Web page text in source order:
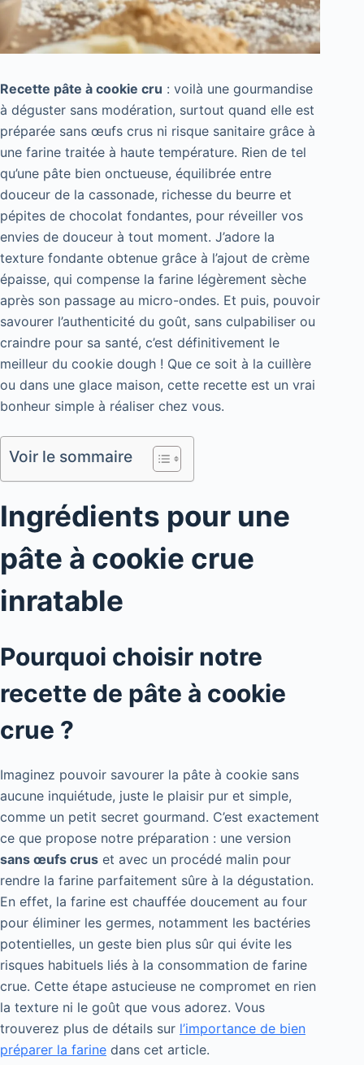
Recette pâte à cookie cru : voilà une gourmandise
à déguster sans modération, surtout quand elle est
préparée sans œufs crus ni risque sanitaire grâce à
une farine traitée à haute température. Rien de tel
qu’une pâte bien onctueuse, équilibrée entre
douceur de la cassonade, richesse du beurre et
pépites de chocolat fondantes, pour réveiller vos
envies de douceur à tout moment. J’adore la
texture fondante obtenue grâce à l’ajout de crème
épaisse, qui compense la farine légèrement sèche
après son passage au micro-ondes. Et puis, pouvoir
savourer l’authenticité du goût, sans culpabiliser ou
craindre pour sa santé, c’est définitivement le
meilleur du cookie dough ! Que ce soit à la cuillère
ou dans une glace maison, cette recette est un vrai
bonheur simple à réaliser chez vous.
Voir le sommaire
Ingrédients pour une
pâte à cookie crue
inratable
Pourquoi choisir notre
recette de pâte à cookie
crue ?
Imaginez pouvoir savourer la pâte à cookie sans
aucune inquiétude, juste le plaisir pur et simple,
comme un petit secret gourmand. C’est exactement
ce que propose notre préparation : une version
sans œufs crus et avec un procédé malin pour
rendre la farine parfaitement sûre à la dégustation.
En effet, la farine est chauffée doucement au four
pour éliminer les germes, notamment les bactéries
potentielles, un geste bien plus sûr qui évite les
risques habituels liés à la consommation de farine
crue. Cette étape astucieuse ne compromet en rien
la texture ni le goût que vous adorez. Vous
trouverez plus de détails sur l’importance de bien
préparer la farine dans cet article.